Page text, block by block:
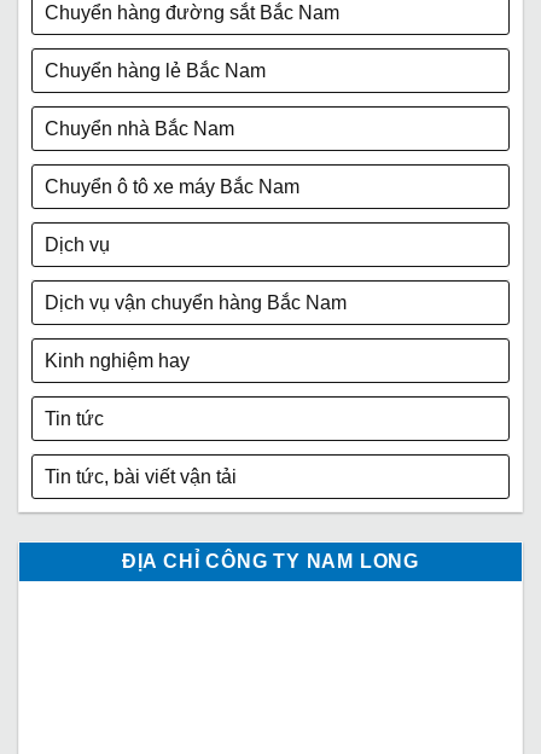
Chuyển hàng đường sắt Bắc Nam
Chuyển hàng lẻ Bắc Nam
Chuyển nhà Bắc Nam
Chuyển ô tô xe máy Bắc Nam
Dịch vụ
Dịch vụ vận chuyển hàng Bắc Nam
Kinh nghiệm hay
Tin tức
Tin tức, bài viết vận tải
ĐỊA CHỈ CÔNG TY NAM LONG